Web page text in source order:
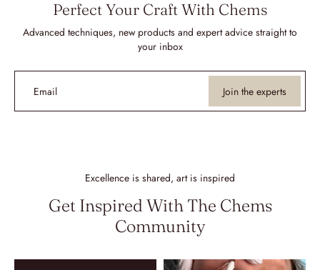
Perfect Your Craft With Chems
Advanced techniques, new products and expert advice straight to
your inbox
Email Join the experts
Excellence is shared, art is inspired
Get Inspired With The Chems
Community